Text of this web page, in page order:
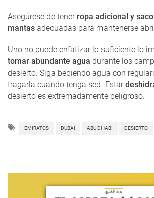
Asegúrese de tener ropa adicional y
mantas adecuadas para mantenerse
Uno no puede enfatizar lo suficiente lo
tomar abundante agua durante los
desierto. Siga bebiendo agua con
tragarla cuando tenga sed. Estar
desierto es extremadamente peligroso.
EMIRATOS DUBAI ABU DHABI DESIERTO